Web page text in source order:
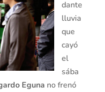
dante
lluvia
que
cayó
el
sába
Eguna no frenó